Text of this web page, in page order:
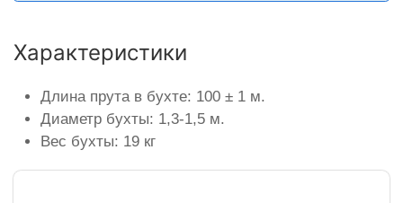
Характеристики
Длина прута в бухте: 100 ± 1 м.
Диаметр бухты: 1,3-1,5 м.
Вес бухты: 19 кг